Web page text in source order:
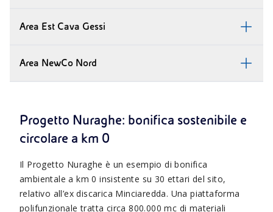
Area Est Cava Gessi
Area NewCo Nord
Progetto Nuraghe: bonifica sostenibile e
circolare a km 0
Il Progetto Nuraghe è un esempio di bonifica
ambientale a km 0 insistente su 30 ettari del sito,
relativo all’ex discarica Minciaredda. Una piattaforma
polifunzionale tratta circa 800.000 mc di materiali